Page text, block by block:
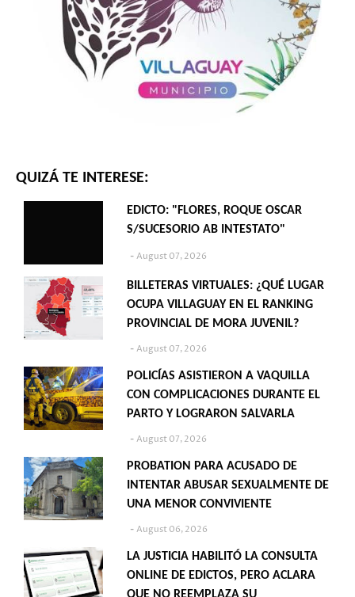
QUIZÁ TE INTERESE:
EDICTO: "FLORES, ROQUE OSCAR
S/SUCESORIO AB INTESTATO"
August 07, 2026
BILLETERAS VIRTUALES: ¿QUÉ LUGAR
OCUPA VILLAGUAY EN EL RANKING
PROVINCIAL DE MORA JUVENIL?
August 07, 2026
POLICÍAS ASISTIERON A VAQUILLA
CON COMPLICACIONES DURANTE EL
PARTO Y LOGRARON SALVARLA
August 07, 2026
PROBATION PARA ACUSADO DE
INTENTAR ABUSAR SEXUALMENTE DE
UNA MENOR CONVIVIENTE
August 06, 2026
LA JUSTICIA HABILITÓ LA CONSULTA
ONLINE DE EDICTOS, PERO ACLARA